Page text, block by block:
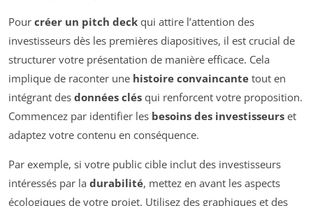
Pour créer un pitch deck qui attire l’attention des
investisseurs dès les premières diapositives, il est crucial de
structurer votre présentation de manière efficace. Cela
implique de raconter une histoire convaincante tout en
intégrant des données clés qui renforcent votre proposition.
Commencez par identifier les besoins des investisseurs et
adaptez votre contenu en conséquence.
Par exemple, si votre public cible inclut des investisseurs
intéressés par la durabilité, mettez en avant les aspects
écologiques de votre projet. Utilisez des graphiques et des